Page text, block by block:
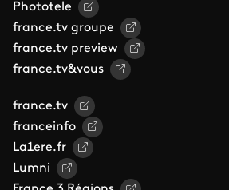
Phototele
france.tv groupe
france.tv preview
france.tv&vous
france.tv
franceinfo
La1ere.fr
Lumni